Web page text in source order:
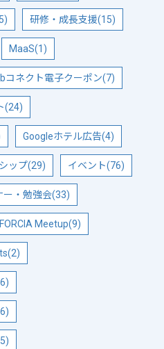
研修・成長支援(15)
MaaS(1)
コネクト電子クーポン(7)
(24)
Googleホテル広告(4)
ップ(29) イベント(76)
ー・勉強会(33)
FORCIA Meetup(9)